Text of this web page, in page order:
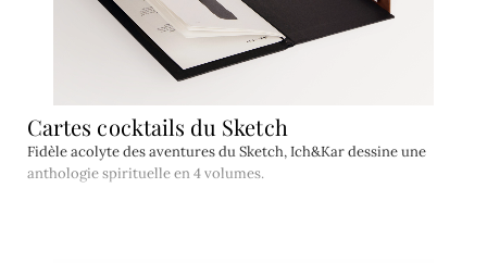
Cartes cocktails du Sketch
Fidèle acolyte des aventures du Sketch, Ich&Kar dessine une
anthologie spirituelle en 4 volumes.